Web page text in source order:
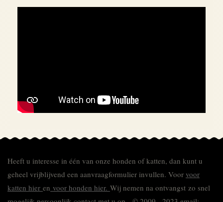
Heeft u interesse in één van onze honden of katten, dan kunt u
geheel vrijblijvend een aanvraagformulier invullen. Voor voor
katten hier en voor honden hier. Wij nemen na ontvangst zo snel